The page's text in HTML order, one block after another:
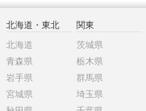
北海道・東北
北海道
青森県
岩手県
宮城県
関東
茨城県
栃木県
群馬県
埼玉県